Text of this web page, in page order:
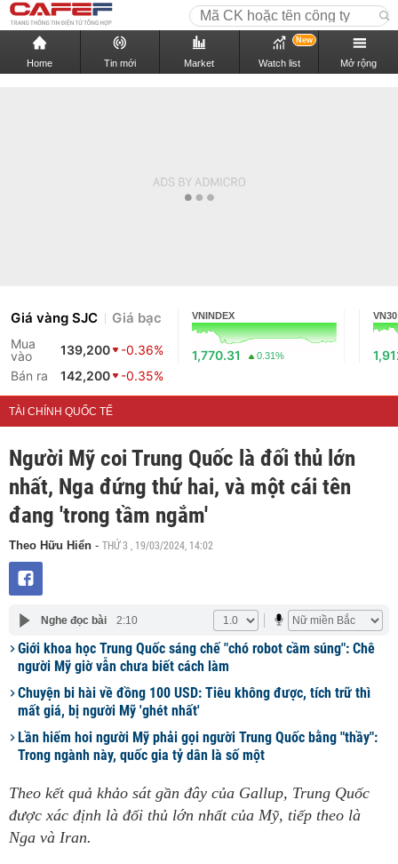
Home Tin mới Market Watch list
New
Mở rộng
Giá vàng SJC Giá bạc
Mua
vào
139,200
-0.36%
Bán ra
142,200 -0.35%
VNINDEX
1,770.31 0.31%
VN30
TÀI CHÍNH QUỐC TẾ
Người Mỹ coi Trung Quốc là đối thủ lớn
nhất, Nga đứng thứ hai, và một cái tên
đang 'trong tầm ngắm'
Theo Hữu Hiển - THỨ 3 , 19/03/2024, 14:02
Nghe đọc bài 2:10
Giới khoa học Trung Quốc sáng chế "chó robot cầm súng": Chê
người Mỹ giờ vẫn chưa biết cách làm
Chuyện bi hài về đồng 100 USD: Tiêu không được, tích trữ thì
mất giá, bị người Mỹ 'ghét nhất'
Lần hiếm hoi người Mỹ phải gọi người Trung Quốc bằng "thầy":
Trong ngành này, quốc gia tỷ dân là số một
Theo kết quả khảo sát gần đây của Gallup, Trung Quốc
được xác định là đối thủ lớn nhất của Mỹ, tiếp theo là
Nga và Iran.